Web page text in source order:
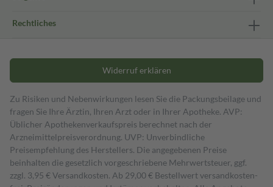
Rechtliches
Widerruf erklären
Zu Risiken und Nebenwirkungen lesen Sie die Packungsbeilage und
fragen Sie Ihre Ärztin, Ihren Arzt oder in Ihrer Apotheke. AVP:
Üblicher Apothekenverkaufspreis berechnet nach der
Arzneimittelpreisverordnung. UVP: Unverbindliche
Preisempfehlung des Herstellers. Die angegebenen Preise
beinhalten die gesetzlich vorgeschriebene Mehrwertsteuer, ggf.
zzgl. 3,95 € Versandkosten. Ab 29,00 € Bestell­wert versand­kosten­